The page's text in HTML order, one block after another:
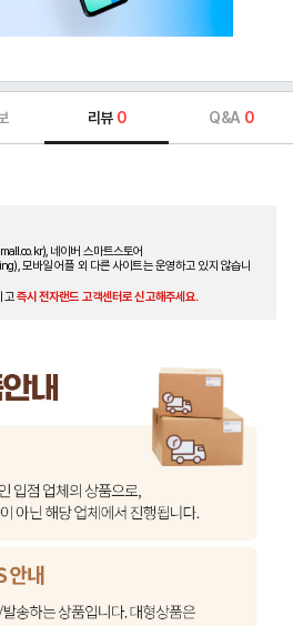
리뷰 0 Q&A 0
네이버 스마트스토어
모바일 어플 외 다른 사이트는 운영하고 있지 않습니
고즉시 전자랜드 고객센터로 신고해주세요.